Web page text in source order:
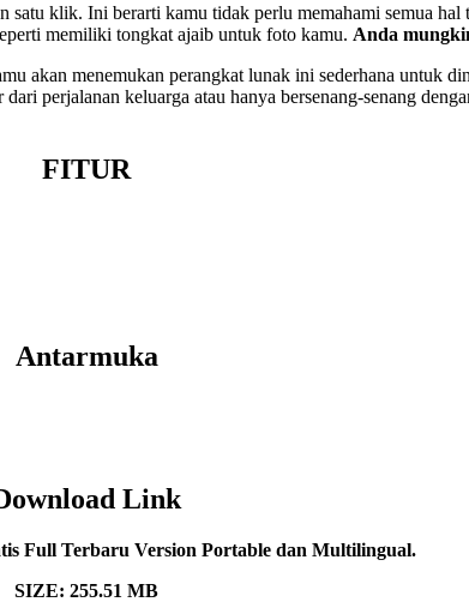
klik. Ini berarti kamu tidak perlu memahami semua
memiliki tongkat ajaib untuk foto kamu. Anda
akan menemukan perangkat lunak ini sederhana untuk
perjalanan keluarga atau hanya bersenang-senang
FITUR
Antarmuka
Link
Full Terbaru Version Portable dan Multilingual.
SIZE: 255.51 MB